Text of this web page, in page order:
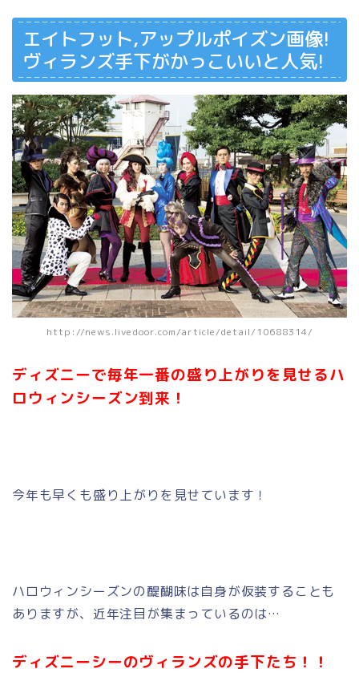
エイトフット,アップルポイズン画像!
ヴィランズ手下がかっこいいと人気!
http://news.livedoor.com/article/detail/10688314/
ディズニーで毎年一番の盛り上がりを見せるハ
ロウィンシーズン到来！
今年も早くも盛り上がりを見せています！
ハロウィンシーズンの醍醐味は自身が仮装することも
ありますが、近年注目が集まっているのは…
ディズニーシーのヴィランズの手下たち！！